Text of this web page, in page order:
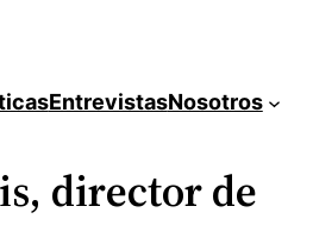
EntrevistasNosotros
director de